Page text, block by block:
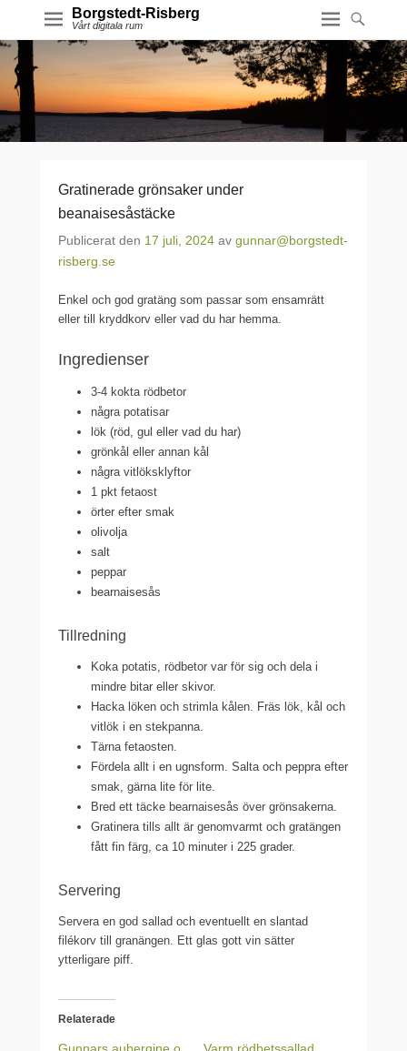
Borgstedt-Risberg
Vårt digitala rum
Gratinerade grönsaker under
beanaisesåstäcke
Publicerat den 17 juli, 2024 av gunnar@borgstedt-
risberg.se
Enkel och god gratäng som passar som ensamrätt
eller till kryddkorv eller vad du har hemma.
Ingredienser
3-4 kokta rödbetor
några potatisar
lök (röd, gul eller vad du har)
grönkål eller annan kål
några vitlöksklyftor
1 pkt fetaost
örter efter smak
olivolja
salt
peppar
bearnaisesås
Tillredning
Koka potatis, rödbetor var för sig och dela i
mindre bitar eller skivor.
Hacka löken och strimla kålen. Fräs lök, kål och
vitlök i en stekpanna.
Tärna fetaosten.
Fördela allt i en ugnsform. Salta och peppra efter
smak, gärna lite för lite.
Bred ett täcke bearnaisesås över grönsakerna.
Gratinera tills allt är genomvarmt och gratängen
fått fin färg, ca 10 minuter i 225 grader.
Servering
Servera en god sallad och eventuellt en slantad
filékorv till granängen. Ett glas gott vin sätter
ytterligare piff.
Relaterade